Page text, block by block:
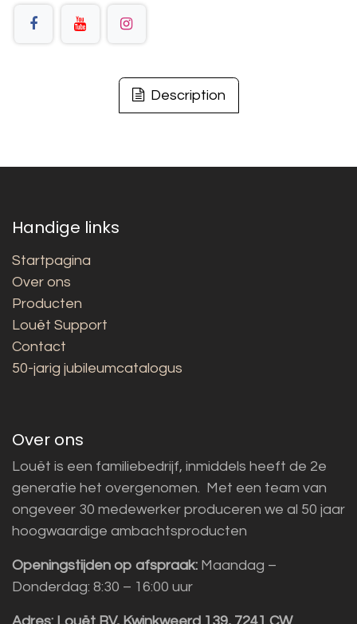
Description
Handige links
Startpagina
Over ons
Producten
Louët Support
Contact
50-jarig jubileumcatalogus
Over ons
Louët is een familiebedrijf, inmiddels heeft de 2e
generatie het overgenomen. Met een team van
ongeveer 30 medewerker produceren we al 50 jaar
hoogwaardige ambachtsproducten
Openingstijden op afspraak: Maandag –
Donderdag: 8:30 – 16:00 uur
Adres: Louët BV, Kwinkweerd 139, 7241 CW